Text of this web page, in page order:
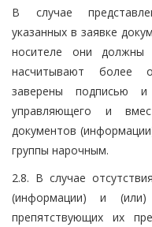
В случае
указанных в заявке
носителе они
насчитывают более
заверены подписью и
управляющего и
документов
группы нарочным.
2.8. В случае
(информации) и (или)
препятствующих их